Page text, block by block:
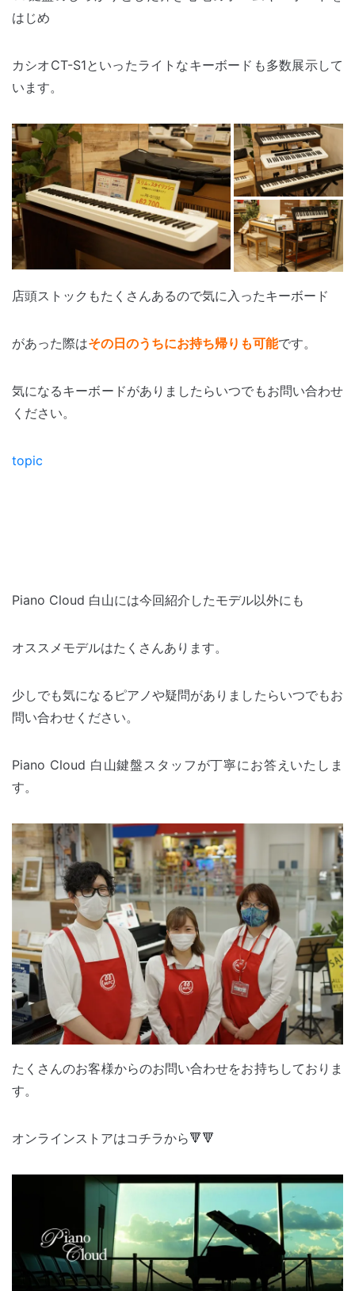
はじめ
カシオCT-S1といったライトなキーボードも多数展示して
います。
店頭ストックもたくさんあるので気に入ったキーボード
があった際はその日のうちにお持ち帰りも可能です。
気になるキーボードがありましたらいつでもお問い合わせ
ください。
topic
Piano Cloud 白山には今回紹介したモデル以外にも
オススメモデルはたくさんあります。
少しでも気になるピアノや疑問がありましたらいつでもお
問い合わせください。
Piano Cloud 白山鍵盤スタッフが丁寧にお答えいたしま
す。
たくさんのお客様からのお問い合わせをお持ちしておりま
す。
オンラインストアはコチラから🔻🔻